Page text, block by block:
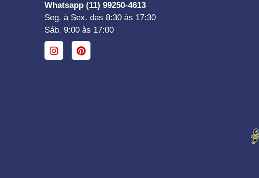
Whatsapp (11) 99250-4613
Seg. à Sex. das 8:30 às 17:30
Sáb. 9:00 às 17:00